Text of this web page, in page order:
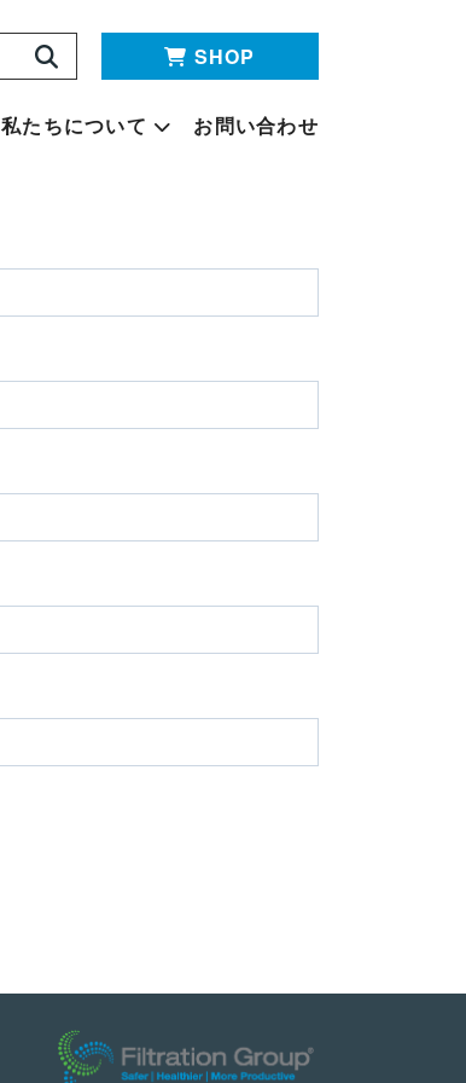
SHOP
私たちについて お問い合わせ